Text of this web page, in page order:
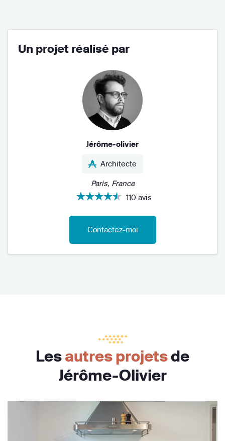
Un projet réalisé par
Jérôme-olivier
Architecte
Paris, France
110 avis
Contactez-moi
Lesautres projetsde
Jérôme-Olivier